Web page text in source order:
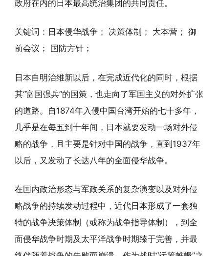
政府在内的日本最高统治集团的共同责任。
关键词：日本侵华战争； 决策体制； 大本营； 御
前会议； 国防方针；
日本自明治维新以后，在完成近代化的同时，根据
其“富国强兵”的国策，也走向了军国主义的对外扩张
的道路。自1874年入侵中国台湾开始的七十多年，
几乎是在每五到十年间，日本就要发动一场对外侵
略的战争，且主要是针对中国的战争，直到1937年
以后，又发动了长达八年的全面侵华战争。
在国内政治形态与军政关系的复杂演变以及对外侵
略战争的持续发动过程中，近代日本形成了一套独
特的战争决策体制（或称为战争指导体制），到全
面侵华战争时期及太平洋战争时期臻于完善，并最